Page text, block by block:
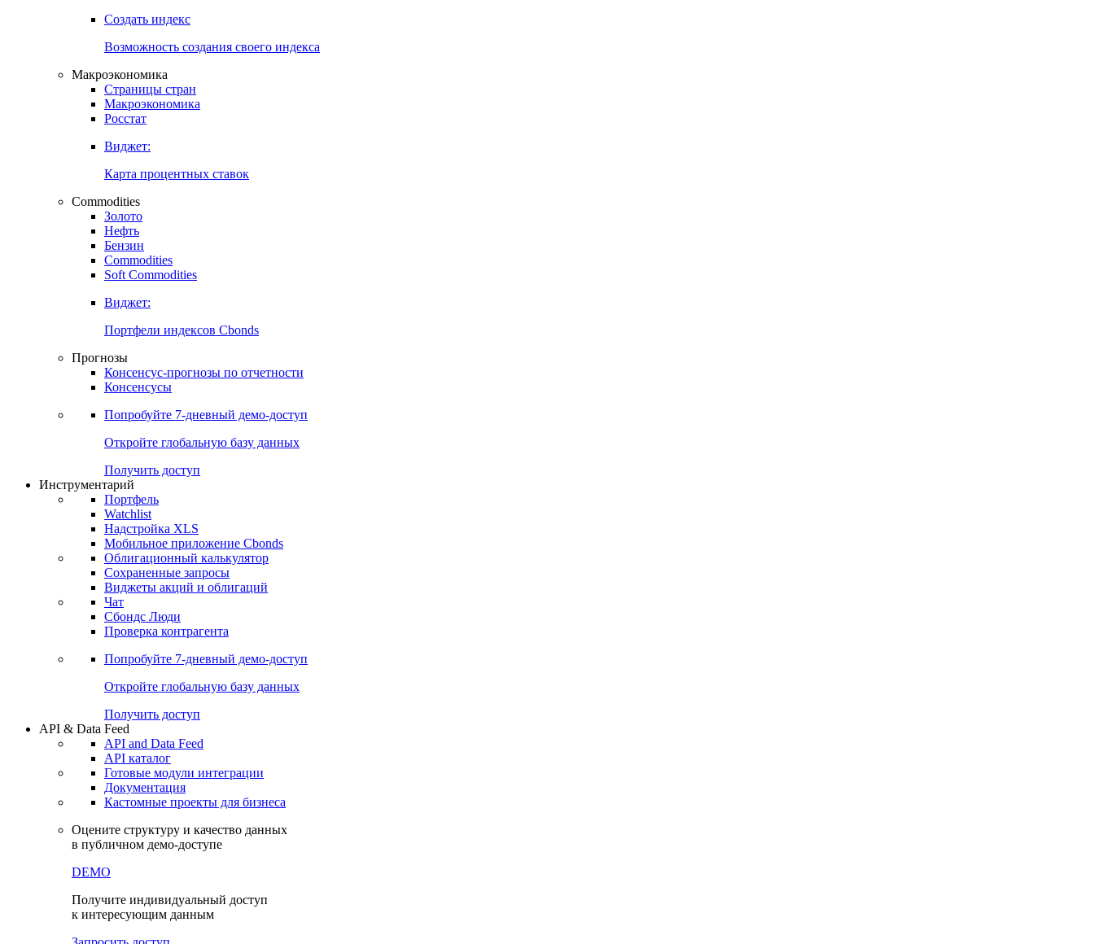
Создать индекс
Возможность создания своего индекса
Макроэкономика
Страницы стран
Макроэкономика
Росстат
Виджет:
Карта процентных ставок
Commodities
Золото
Нефть
Бензин
Commodities
Soft Commodities
Виджет:
Портфели индексов Cbonds
Прогнозы
Консенсус-прогнозы по отчетности
Консенсусы
Попробуйте 7-дневный демо-доступ
Откройте глобальную базу данных
Получить доступ
Инструментарий
Портфель
Watchlist
Надстройка XLS
Мобильное приложение Cbonds
Облигационный калькулятор
Сохраненные запросы
Виджеты акций и облигаций
Чат
Сбондс Люди
Проверка контрагента
Попробуйте 7-дневный демо-доступ
Откройте глобальную базу данных
Получить доступ
API & Data Feed
API and Data Feed
API каталог
Готовые модули интеграции
Документация
Кастомные проекты для бизнеса
Оцените структуру и качество данных
в публичном демо-доступе
DEMO
Получите индивидуальный доступ
к интересующим данным